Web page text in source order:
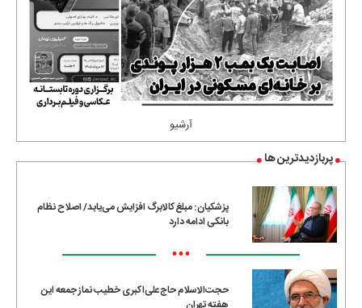
آرشیو
پربازدیدترین ها
پزشکیان: مبلغ کالابرگ افزایش می‌یابد/ اصلاح نظام
بانکی ادامه دارد
•••
حجت‌الاسلام حاج‌علی‌اکبری خطیب نماز جمعه این
هفته تهران